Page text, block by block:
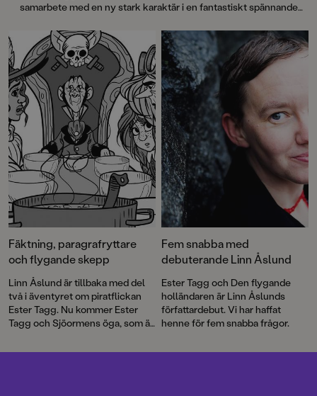
illustrationer passar Mörkmarkens
perfekt. En bok vars uppföljare
läsaren kommer att längta till."
Helhetsbetyg: 5 – BTJ, Linda Boodh
samarbete med en ny stark karaktär i en fantastiskt spännande
fylld av spänning, vänskap och steampunk!
Fäktning, paragrafryttare
och flygande skepp
Linn Åslund är tillbaka med del
två i äventyret om piratflickan
Ester Tagg. Nu kommer Ester
Tagg och Sjöormens öga, som är
att försvara allt som är viktigt:
Fem snabba med
debuterande Linn Åslund
Ester Tagg och Den flygande
holländaren är Linn Åslunds
författardebut. Vi har haffat
henne för fem snabba frågor.